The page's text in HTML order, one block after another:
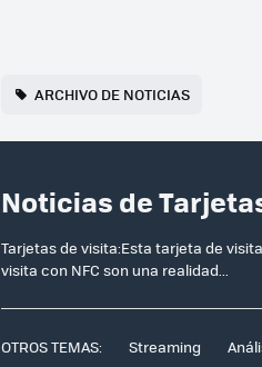
ARCHIVO DE NOTICIAS
Noticias de
Tarjetas de visita:Esta tarjeta de
visita con NFC son una realidad...
OTROS TEMAS: Streaming